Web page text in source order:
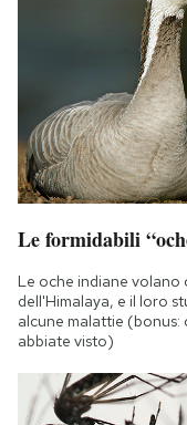
Le formidabili
Le oche indiane volano
dell'Himalaya, e il loro
alcune malattie (bonus:
abbiate visto)